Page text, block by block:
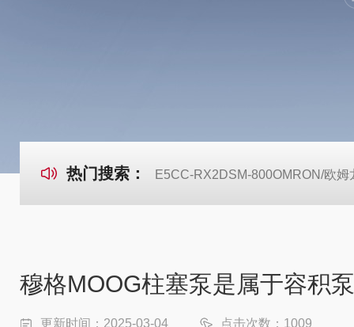
热门搜索： E5CC-RX2DSM-800OMRON/欧
穆格MOOG柱塞泵是属于容积
更新时间：2025-03-04 点击次数：1009